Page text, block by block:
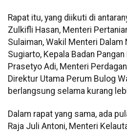
Rapat itu, yang diikuti di
Zulkifli Hasan, Menteri
Sulaiman, Wakil Menteri Dalam
Sugiarto, Kepala Badan
Prasetyo Adi, Menteri
Direktur Utama Perum Bulog
berlangsung selama kurang
Dalam rapat yang sama, ada
Raja Juli Antoni, Menteri